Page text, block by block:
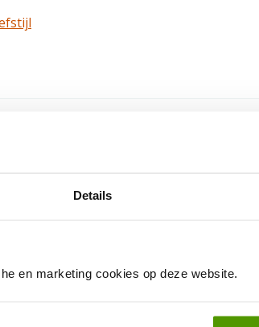
Details
en marketing cookies op deze website.
is uroloog en oprichter van